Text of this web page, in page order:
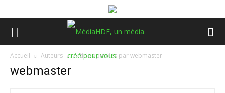
Accueil Auteurs Articles publiés par webmaster
webmaster